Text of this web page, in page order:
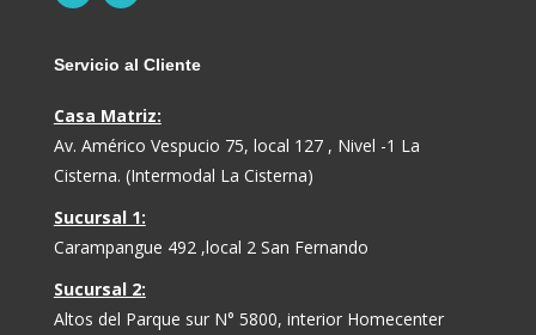
Servicio al Cliente
Casa Matriz:
Av. Américo Vespucio 75, local 127 , Nivel -1 La
Cisterna. (Intermodal La Cisterna)
Sucursal 1:
Carampangue 492 ,local 2 San Fernando
Sucursal 2:
Altos del Parque sur N° 5800, interior Homecenter